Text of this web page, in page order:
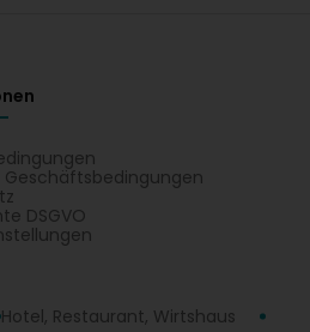
Geschäftsbedingungen
DSGVO
Hotel, Restaurant, Wirtshaus